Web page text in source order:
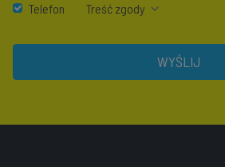
Telefon Treść zgody
WYŚLIJ